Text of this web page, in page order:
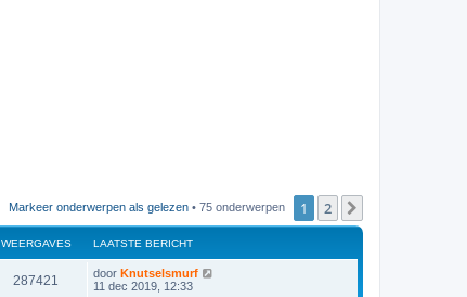
Markeer onderwerpen als gelezen • 75 onderwerpen 1 2
WEERGAVES LAATSTE BERICHT
287421 door Knutselsmurf
11 dec 2019, 12:33